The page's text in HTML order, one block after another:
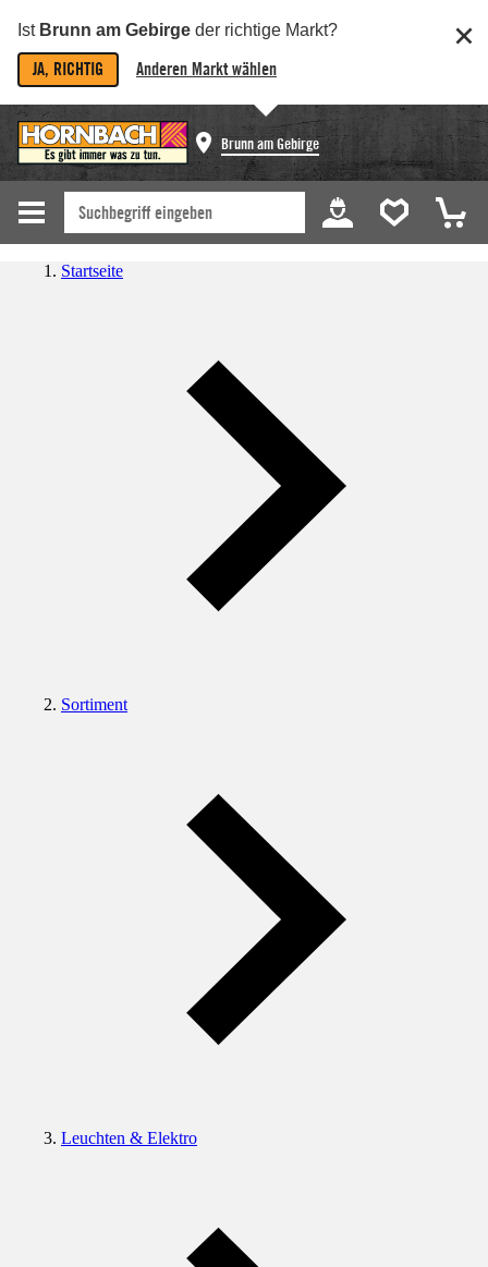
Ist Brunn am Gebirge der richtige Markt?
JA, RICHTIG Anderen Markt wählen
Brunn am Gebirge
Startseite
Sortiment
Leuchten & Elektro